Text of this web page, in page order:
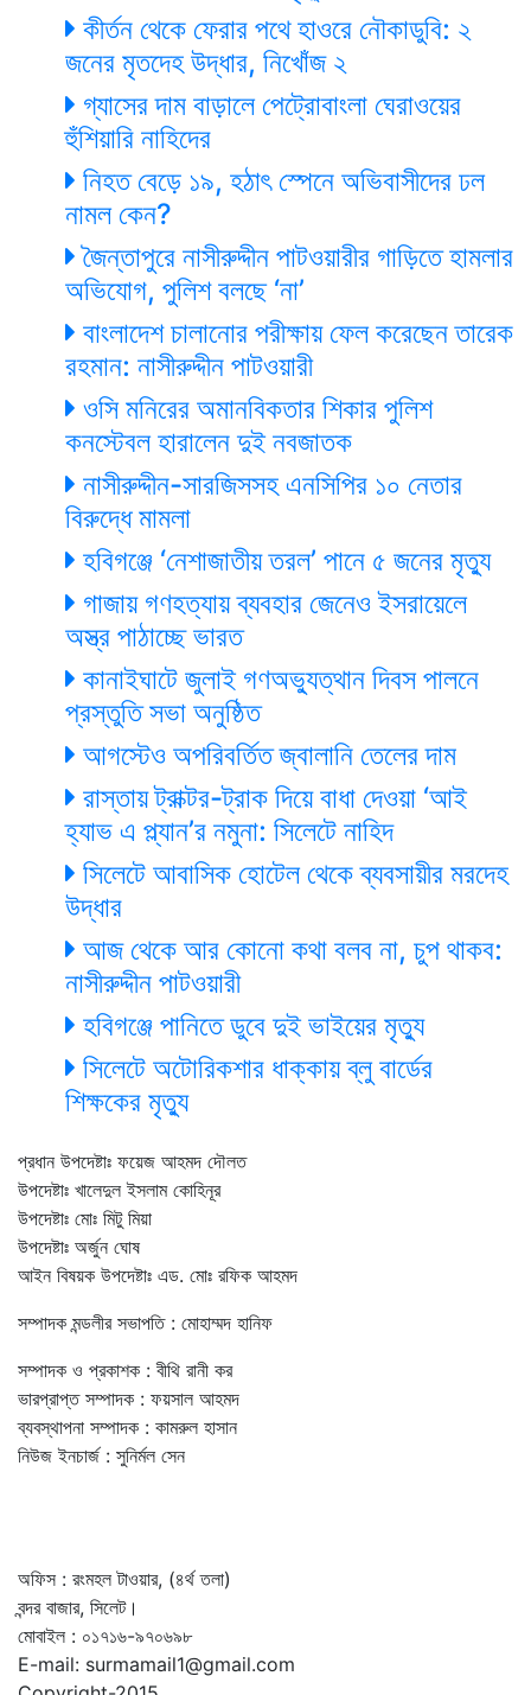
কীর্তন থেকে ফেরার পথে হাওরে নৌকাডুবি: ২
জনের মৃতদেহ উদ্ধার, নিখোঁজ ২
গ্যাসের দাম বাড়ালে পেট্রোবাংলা ঘেরাওয়ের
হুঁশিয়ারি নাহিদের
নিহত বেড়ে ১৯, হঠাৎ স্পেনে অভিবাসীদের ঢল
নামল কেন?
জৈন্তাপুরে নাসীরুদ্দীন পাটওয়ারীর গাড়িতে হামলার
অভিযোগ, পুলিশ বলছে ‘না’
বাংলাদেশ চালানোর পরীক্ষায় ফেল করেছেন তারেক
রহমান: নাসীরুদ্দীন পাটওয়ারী
ওসি মনিরের অমানবিকতার শিকার পুলিশ
কনস্টেবল হারালেন দুই নবজাতক
নাসীরুদ্দীন-সারজিসসহ এনসিপির ১০ নেতার
বিরুদ্ধে মামলা
হবিগঞ্জে ‘নেশাজাতীয় তরল’ পানে ৫ জনের মৃত্যু
গাজায় গণহত্যায় ব্যবহার জেনেও ইসরায়েলে
অস্ত্র পাঠাচ্ছে ভারত
কানাইঘাটে জুলাই গণঅভ্যুত্থান দিবস পালনে
প্রস্তুতি সভা অনুষ্ঠিত
আগস্টেও অপরিবর্তিত জ্বালানি তেলের দাম
রাস্তায় ট্রাক্টর-ট্রাক দিয়ে বাধা দেওয়া ‘আই
হ্যাভ এ প্ল্যান’র নমুনা: সিলেটে নাহিদ
সিলেটে আবাসিক হোটেল থেকে ব্যবসায়ীর মরদেহ
উদ্ধার
আজ থেকে আর কোনো কথা বলব না, চুপ থাকব:
নাসীরুদ্দীন পাটওয়ারী
হবিগঞ্জে পানিতে ডুবে দুই ভাইয়ের মৃত্যু
সিলেটে অটোরিকশার ধাক্কায় ব্লু বার্ডের
শিক্ষকের মৃত্যু
প্রধান উপদেষ্টাঃ ফয়েজ আহমদ দৌলত
উপদেষ্টাঃ খালেদুল ইসলাম কোহিনূর
উপদেষ্টাঃ মোঃ মিটু মিয়া
উপদেষ্টাঃ অর্জুন ঘোষ
আইন বিষয়ক উপদেষ্টাঃ এড. মোঃ রফিক আহমদ
সম্পাদক মন্ডলীর সভাপতি : মোহাম্মদ হানিফ
সম্পাদক ও প্রকাশক : বীথি রানী কর
ভারপ্রাপ্ত সম্পাদক : ফয়সাল আহমদ
ব্যবস্থাপনা সম্পাদক : কামরুল হাসান
নিউজ ইনচার্জ : সুনির্মল সেন
অফিস : রংমহল টাওয়ার, (৪র্থ তলা)
বন্দর বাজার, সিলেট।
মোবাইল : ০১৭১৬-৯৭০৬৯৮
E-mail: surmamail1@gmail.com